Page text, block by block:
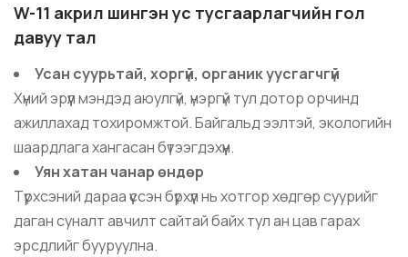
W-11 акрил шингэн ус тусгаарлагчийн гол
давуу тал
Усан суурьтай, хоргүй, органик уусгагчгүй
Хүний эрүүл мэндэд аюулгүй, үнэргүй тул дотор орчинд
ажиллахад тохиромжтой. Байгальд ээлтэй, экологийн
шаардлага хангасан бүтээгдэхүүн.
Уян хатан чанар өндөр
Түрхсэний дараа үүссэн бүрхүүл нь хотгор хөдгөр суурийг
даган суналт авчилт сайтай байх тул ан цав гарах
эрсдлийг бууруулна.